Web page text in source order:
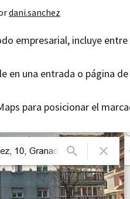
dani.sanchez
empresarial, incluye
en una entrada o página
para posicionar el